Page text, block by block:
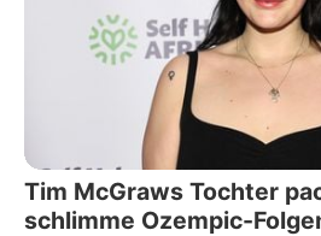
Tim McGraws Tochter
schlimme Ozempic-